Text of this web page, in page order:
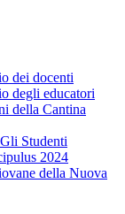
dei docenti
degli educatori
della Cantina
Studenti
2024
della Nuova